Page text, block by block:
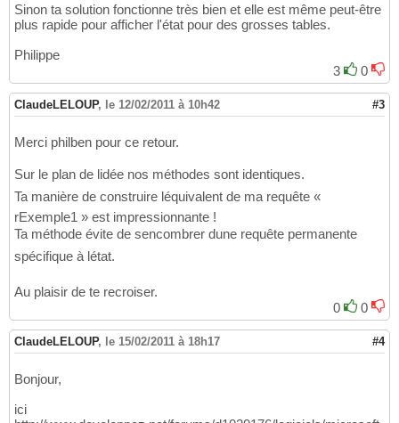
28
29
31
33
34
36
38
40
41
42
43
44
46
48
49
51
53
'              : 1.06 : Correction bug si
ByVal
sWhere
On
Error GoTo errtag
Dim ors As DAO.Recordset
Dim sSql As String
If
Not
             sNomDomaine &
&
vValeurPivot)
Case vbString
         sSql = sSql &
& vValeurPivot
         sSql = sSql & Format
Sinon ta solution fonctionne très bien et elle est même peut-être
plus rapide pour afficher l'état pour des grosses tables.
Philippe
3
0
ClaudeLELOUP, le 12/02/2011 à 10h42 #3
Merci philben pour ce retour.
Sur le plan de lidée nos méthodes sont identiques.
Ta manière de construire léquivalent de ma requête «
rExemple1 » est impressionnante !
Ta méthode évite de sencombrer dune requête permanente
spécifique à létat.
Au plaisir de te recroiser.
0
0
ClaudeLELOUP, le 15/02/2011 à 18h17 #4
Bonjour,
ici